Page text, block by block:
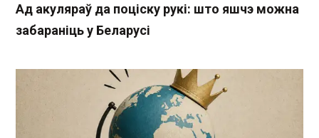
Ад акуляраў да поціску рукі: што яшчэ можна
забараніць у Беларусі